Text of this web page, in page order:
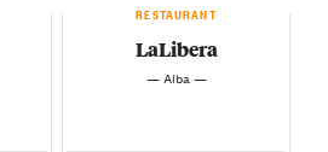
RESTAURANT
LaLibera
— Alba —